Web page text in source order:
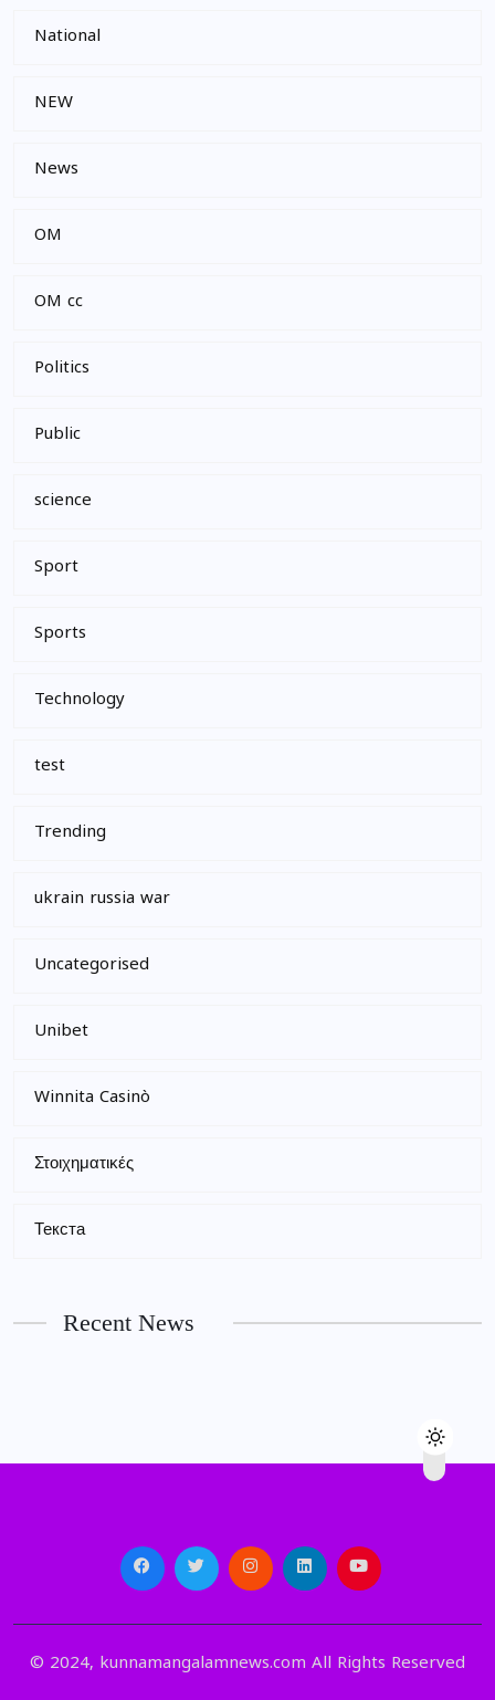
National
NEW
News
OM
OM cc
Politics
Public
science
Sport
Sports
Technology
test
Trending
ukrain russia war
Uncategorised
Unibet
Winnita Casinò
Στοιχηματικές
Текста
Recent News
© 2024, kunnamangalamnews.com All Rights Reserved